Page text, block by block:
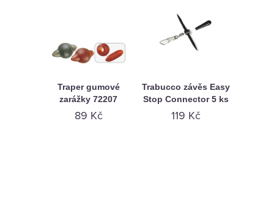
Traper gumové
zarážky 72207
89 Kč
Trabucco závěs Easy
Stop Connector 5 ks
119 Kč